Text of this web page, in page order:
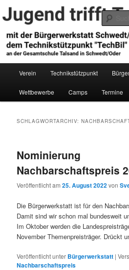
Zum
primären
springen
Zum
sekundären
springenJugend trifft
Verein Technikstützpunkt
Wettbewerbe Camps Termine
SCHLAGWORTARCHIV:
Nominierung
Nachbarschaftspreis
Veröffentlicht am25. August 2022von
Die Bürgerwerkstatt ist für den
Damit sind wir schon mal bundesweit
Im Oktober werden die
November Themenpreisträger. Drückt
Veröffentlicht unter Bürgerwerkstatt |
Nachbarschaftspreis